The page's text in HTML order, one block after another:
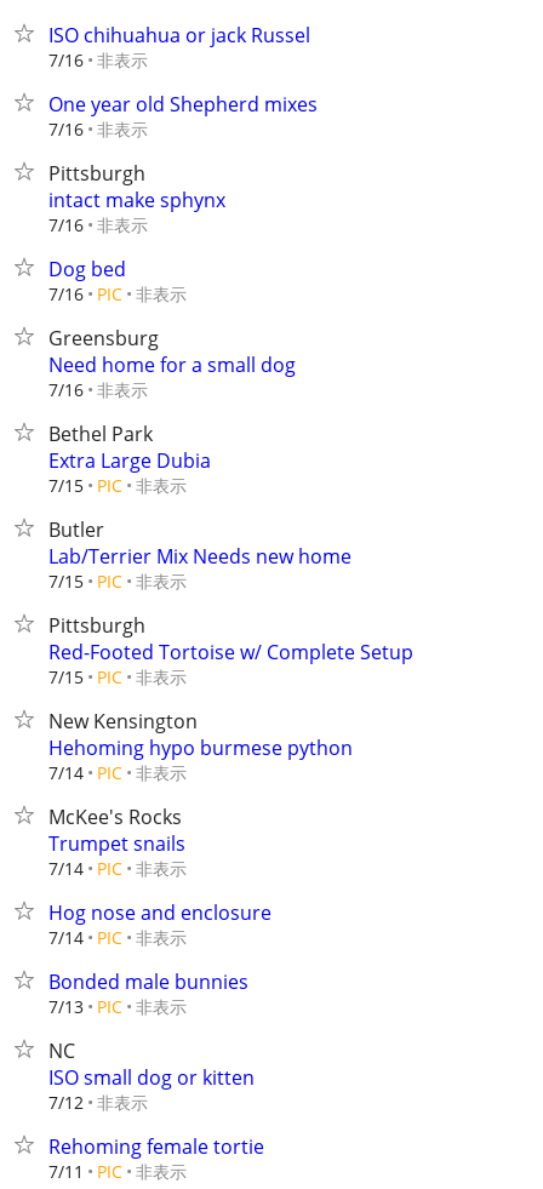
ISO chihuahua or jack Russel
7/16 非表示
One year old Shepherd mixes
7/16 非表示
Pittsburgh
intact make sphynx
7/16 非表示
Dog bed
7/16 PIC 非表示
Greensburg
Need home for a small dog
7/16 非表示
Bethel Park
Extra Large Dubia
7/15 PIC 非表示
Butler
Lab/Terrier Mix Needs new home
7/15 PIC 非表示
Pittsburgh
Red-Footed Tortoise w/ Complete Setup
7/15 PIC 非表示
New Kensington
Hehoming hypo burmese python
7/14 PIC 非表示
McKee's Rocks
Trumpet snails
7/14 PIC 非表示
Hog nose and enclosure
7/14 PIC 非表示
Bonded male bunnies
7/13 PIC 非表示
NC
ISO small dog or kitten
7/12 非表示
Rehoming female tortie
7/11 PIC 非表示